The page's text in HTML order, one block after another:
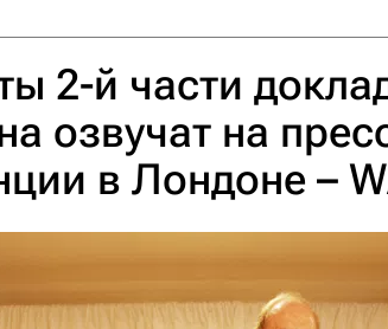
2-й части
озвучат на
в Лондоне –